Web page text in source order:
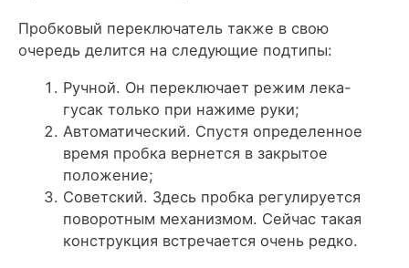
Пробковый переключатель также в свою
очередь делится на следующие подтипы:
Ручной. Он переключает режим лека-
гусак только при нажиме руки;
Автоматический. Спустя определенное
время пробка вернется в закрытое
положение;
Советский. Здесь пробка регулируется
поворотным механизмом. Сейчас такая
конструкция встречается очень редко.